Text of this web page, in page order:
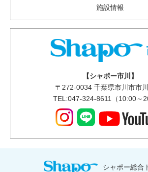
施設情報
【シャポー市川】
〒 272-0034千葉県市川市市
TEL:047-324-8611（10:00～
シャポー総合